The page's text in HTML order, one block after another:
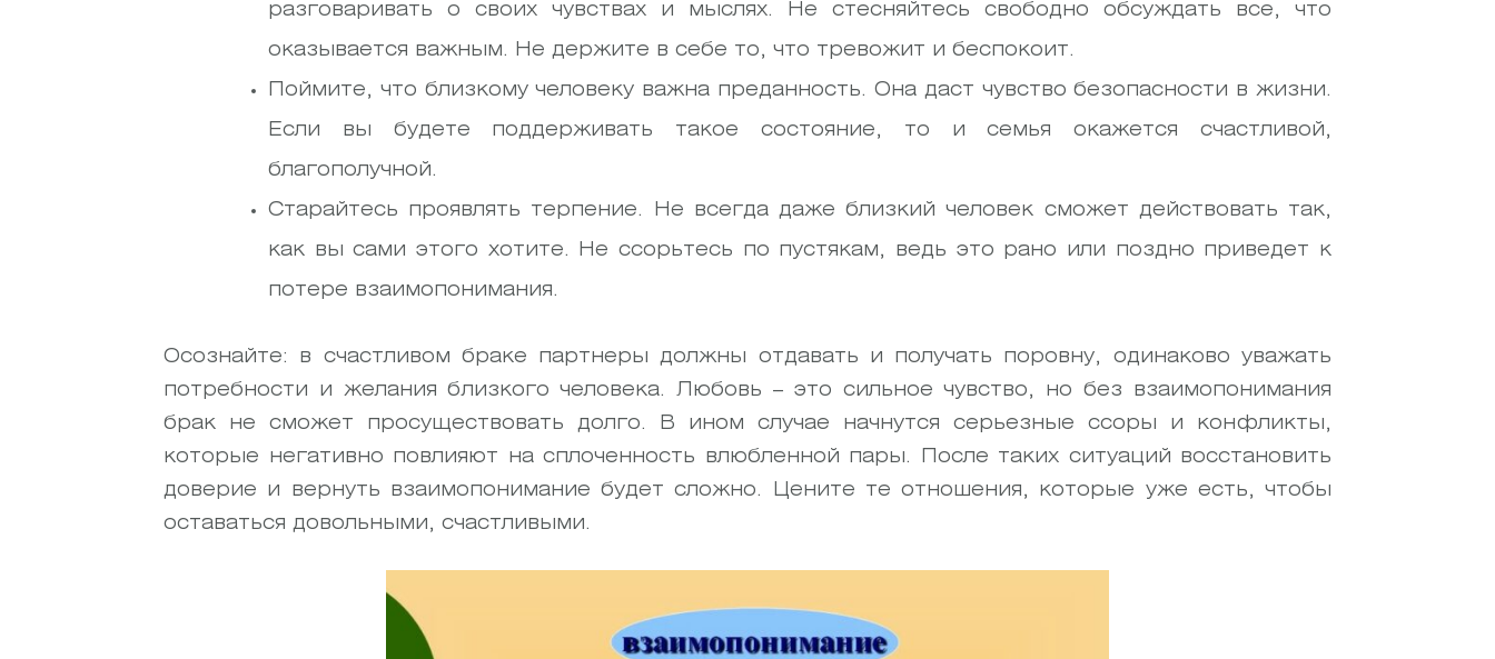
разговаривать о своих чувствах и мыслях. Не стесняйтесь свободно обсуждать все, что
оказывается важным. Не держите в себе то, что тревожит и беспокоит.
Поймите, что близкому человеку важна преданность. Она даст чувство безопасности в жизни.
Если вы будете поддерживать такое состояние, то и семья окажется счастливой,
благополучной.
Старайтесь проявлять терпение. Не всегда даже близкий человек сможет действовать так,
как вы сами этого хотите. Не ссорьтесь по пустякам, ведь это рано или поздно приведет к
потере взаимопонимания.
Осознайте: в счастливом браке партнеры должны отдавать и получать поровну, одинаково уважать
потребности и желания близкого человека. Любовь – это сильное чувство, но без взаимопонимания
брак не сможет просуществовать долго. В ином случае начнутся серьезные ссоры и конфликты,
которые негативно повлияют на сплоченность влюбленной пары. После таких ситуаций восстановить
доверие и вернуть взаимопонимание будет сложно. Цените те отношения, которые уже есть, чтобы
оставаться довольными, счастливыми.